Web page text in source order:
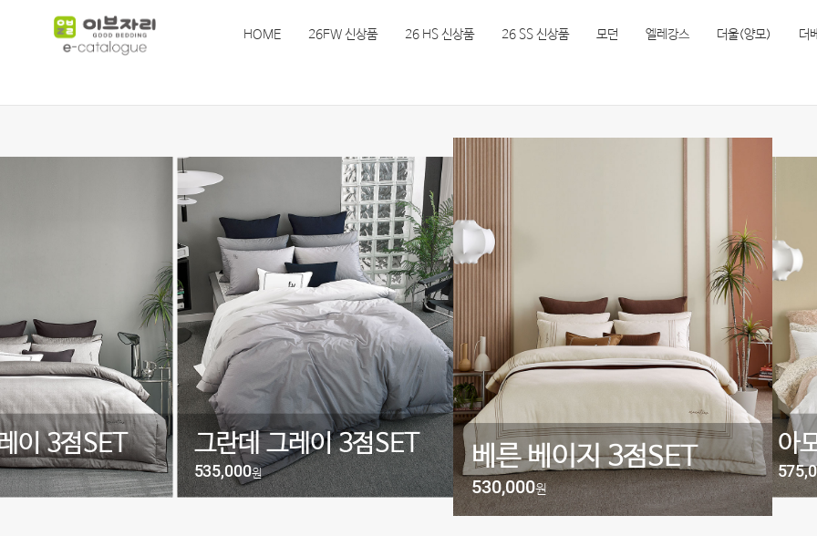
HOME 26FW 신상품 26 HS 신상품 26 SS 신상품 모던 엘레강스 더울(양모) 더
이 3점SET 그란데 그레이 3점SET
535,000원
베른 베이지 3점SET
530,000원
아